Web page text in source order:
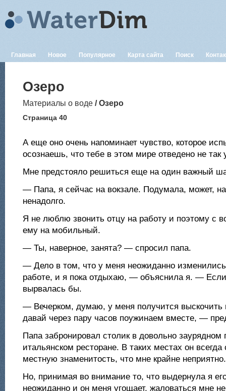
Главная Новое Популярное Карта сайта Поиск
Озеро
Материалы о воде / Озеро
Страница 40
А еще оно очень напоминает чувство, которое
осознаешь, что тебе в этом мире отведено не так
Мне предстояло решиться еще на один важный
— Папа, я сейчас на вокзале. Подумала, может,
ненадолго.
Я не люблю звонить отцу на работу и поэтому с
ему на мобильный.
— Ты, наверное, занята? — спросил папа.
— Дело в том, что у меня неожиданно изменились
работе, и я пока отдыхаю, — объяснила я. —
вырвалась бы.
— Вечерком, думаю, у меня получится выскочить
давай через пару часов поужинаем вместе, —
Папа забронировал столик в довольно
итальянском ресторане. В таких местах он всегда
местную знаменитость, что мне крайне неприятно.
Но, принимая во внимание то, что выдернула я
неожиданно и он меня угощает, жаловаться мне